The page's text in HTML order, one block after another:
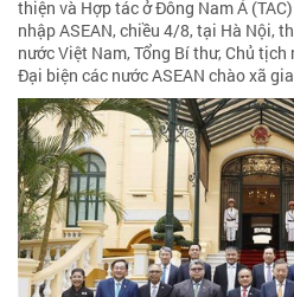
thiện và Hợp tác ở Đông Nam Á
nhập ASEAN, chiều 4/8, tại Hà Nội,
nước Việt Nam, Tổng Bí thư, Chủ
Đại biện các nước ASEAN chào xã